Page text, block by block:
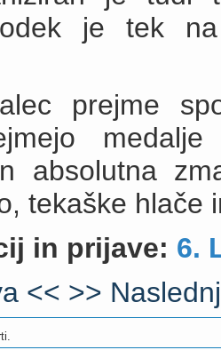
je tek
prejme
absolutna
tekaške hlače
in prijave: 6.
<< >>